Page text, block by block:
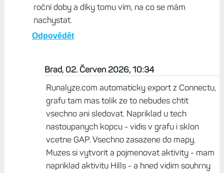
roční doby a díky tomu vím, na co se mám
nachystat.
Odpovědět
Brad, 02. Červen 2026, 10:34
Runalyze.com automaticky export z Connectu,
grafu tam mas tolik ze to nebudes chtit
vsechno ani sledovat. Napriklad u tech
nastoupanych kopcu - vidis v grafu i sklon
vcetne GAP. Vsechno zasazene do mapy.
Muzes si vytvorit a pojmenovat aktivity - mam
napriklad aktivitu Hills - a hned vidim souhrny